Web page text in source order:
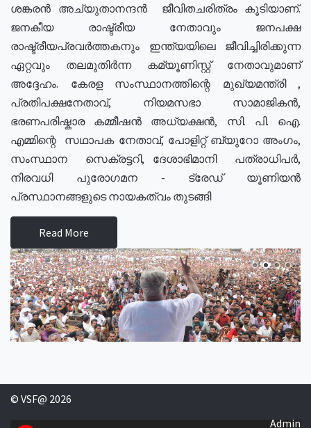
ശങ്കരൻ അച്യുതാനന്ദൻ ജീവിതചരിത്രം കൂടിയാണ്.
ജനകീയ രാഷ്ട്രീയ നേതാവും ജനപക്ഷ
രാഷ്ട്രീയപ്രവർത്തകനും ഇന്ത്യയിലെ ജീവിച്ചിരിക്കുന്ന
ഏറ്റവും തലമുതിർന്ന കമ്യൂണിസ്റ്റ് നേതാവുമാണ്
അദ്ദേഹം. കേരള സംസ്ഥാനത്തിന്റെ മുഖ്യമന്ത്രി ,
പ്രതിപക്ഷനേതാവ്, നിയമസഭാ സാമാജികൻ,
ഭരണപരിഷ്കാര കമ്മീഷൻ അധ്യക്ഷൻ, സി. പി. ഐ.
എമ്മിന്റെ സഥാപക നേതാവ്, പോളിറ്റ് ബ്യുറോ അംഗം,
സംസ്ഥാന സെക്രട്ടറി, ദേശാഭിമാനി പത്രാധിപർ,
നിരവധി പുരോഗമന - ട്രേഡ് യൂണിയൻ
പ്രസ്ഥാനങ്ങളുടെ നായകത്വം തുടങ്ങി
Read More
© VSF@ 2026
Admin